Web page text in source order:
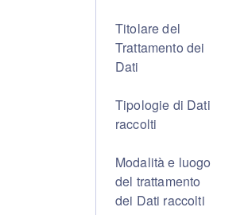
Titolare del
Trattamento dei
Dati
Tipologie di Dati
raccolti
Modalità e luogo
del trattamento
dei Dati raccolti